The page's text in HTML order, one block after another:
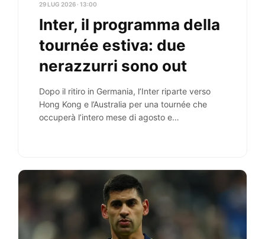
29 LUG 2026 · 13:00
Inter, il programma della
tournée estiva: due
nerazzurri sono out
Dopo il ritiro in Germania, l’Inter riparte verso
Hong Kong e l’Australia per una tournée che
occuperà l’intero mese di agosto e…